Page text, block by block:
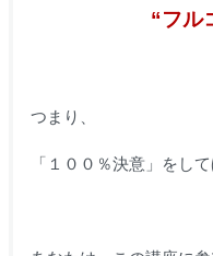
“フル
つまり、
「１００％決意」をし